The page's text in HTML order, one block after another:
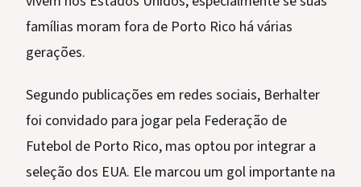
famílias moram fora de Porto Rico há várias
gerações.
Segundo publicações em redes sociais, Berhalter
foi convidado para jogar pela Federação de
Futebol de Porto Rico, mas optou por integrar a
seleção dos EUA. Ele marcou um gol importante na